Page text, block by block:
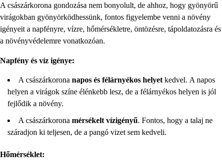
A császárkorona gondozása nem bonyolult, de ahhoz, hogy gyönyörű
virágokban gyönyörködhessünk, fontos figyelembe venni a növény
igényeit a napfényre, vízre, hőmérsékletre, öntözésre, tápoldatozásra és
a növényvédelemre vonatkozóan.
Napfény és víz igénye:
A császárkorona napos és félárnyékos helyet kedvel. A napos
helyen a virágok színe élénkebb lesz, de a félárnyékos helyen is jól
fejlődik a növény.
A császárkorona mérsékelt vízigényű. Fontos, hogy a talaj ne
száradjon ki teljesen, de a pangó vizet sem kedveli.
Hőmérséklet: